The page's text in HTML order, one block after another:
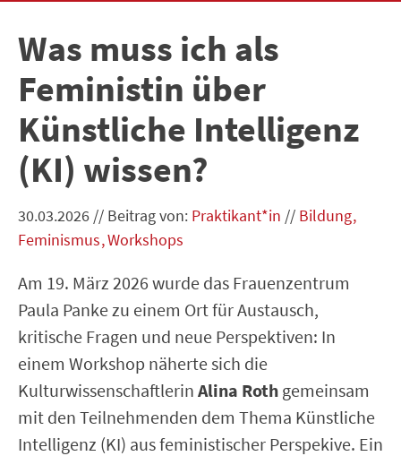
Was muss ich als
Feministin über
Künstliche Intelligenz
(KI) wissen?
30.03.2026 // Beitrag von: Praktikant*in // Bildung
Feminismus Workshops
Am 19. März 2026 wurde das Frauenzentrum
Paula Panke zu einem Ort für Austausch,
kritische Fragen und neue Perspektiven: In
einem Workshop näherte sich die
Kulturwissenschaftlerin Alina Roth gemeinsam
mit den Teilnehmenden dem Thema Künstliche
Intelligenz (KI) aus feministischer Perspekive. Ein